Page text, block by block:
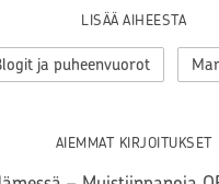
LISÄÄ AIHEESTA
ja puheenvuorot
AIEMMAT KIRJOITUKSET